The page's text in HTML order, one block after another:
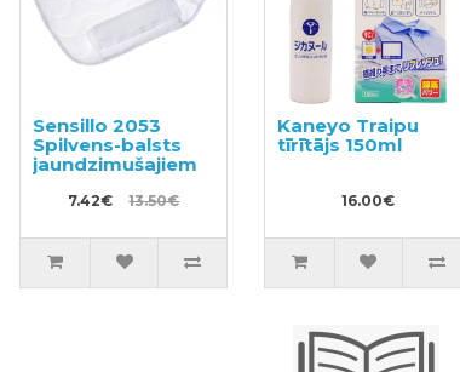
Sensillo 2053
Spilvens-balsts
jaundzimušajiem
7.42€ 13.50€
Kaneyo Traipu
tīrītājs 150ml
16.00€